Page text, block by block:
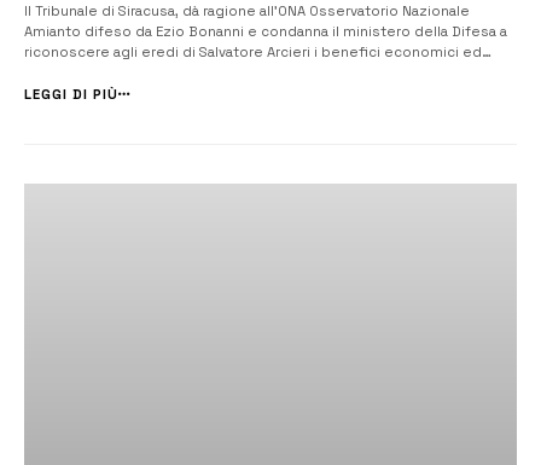
Il Tribunale di Siracusa, dà ragione all’ONA Osservatorio Nazionale
Amianto difeso da Ezio Bonanni e condanna il ministero della Difesa a
riconoscere agli eredi di Salvatore Arcieri i benefici economici ed
particolare, all’elargizione nella misura di 200 mila euro. [/] All’as...
LEGGI DI PIÙ